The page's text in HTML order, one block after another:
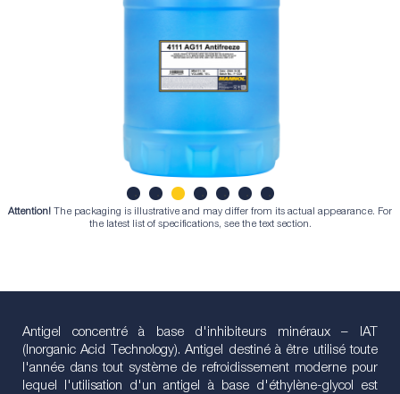
2 3 5 6 7
Attention! The packaging is illustrative and may differ from its actual appearance. For
the latest list of specifications, see the text section.
Antigel concentré à base d'inhibiteurs minéraux – IAT
(Inorganic Acid Technology). Antigel destiné à être utilisé toute
l'année dans tout système de refroidissement moderne pour
lequel l'utilisation d'un antigel à base d'éthylène-glycol est